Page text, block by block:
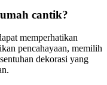
cantik?
memperhatikan
pencahayaan, memilih
dekorasi yang